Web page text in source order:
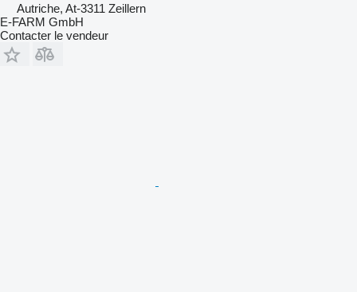
Autriche, At-3311 Zeillern
E-FARM GmbH
Contacter le vendeur